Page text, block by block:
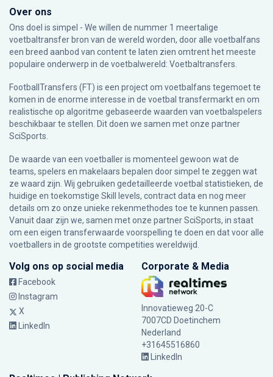
Over ons
Ons doel is simpel - We willen de nummer 1 meertalige
voetbaltransfer bron van de wereld worden, door alle voetbalfans
een breed aanbod van content te laten zien omtrent het meeste
populaire onderwerp in de voetbalwereld: Voetbaltransfers.
FootballTransfers (FT) is een project om voetbalfans tegemoet te
komen in de enorme interesse in de voetbal transfermarkt en om
realistische op algoritme gebaseerde waarden van voetbalspelers
beschikbaar te stellen. Dit doen we samen met onze partner
SciSports
De waarde van een voetballer is momenteel gewoon wat de
teams, spelers en makelaars bepalen door simpel te zeggen wat
ze waard zijn. Wij gebruiken gedetailleerde voetbal statistieken, de
huidige en toekomstige Skill levels, contract data en nog meer
details om zo onze unieke rekenmethodes toe te kunnen passen.
Vanuit daar zijn we, samen met onze partner SciSports, in staat
om een eigen transferwaarde voorspelling te doen en dat voor alle
voetballers in de grootste competities wereldwijd.
Volg ons op social media
Facebook
Instagram
X
LinkedIn
Corporate & Media
Innovatieweg 20-C
7007CD Doetinchem
Nederland
+31645516860
LinkedIn